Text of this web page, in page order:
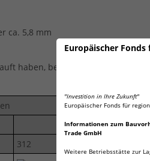
Europäischer
"Investition in Ihre Zukunft"
Europäischer Fonds für
Informationen zum
Trade GmbH
Weitere Betriebsstätte zur
ca. 5,8 mm
haben, benutzen Sie bitte
312